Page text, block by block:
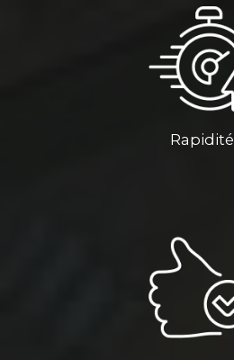
Rapidité